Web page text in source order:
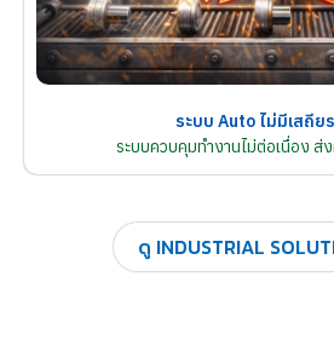
ระบบ Auto ไม่มีเสถีย
ระบบควบคุมทำงานไม่ต่อเนื่อง ส่
ดู INDUSTRIAL